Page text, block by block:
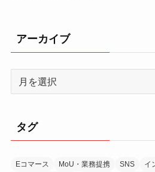
アーカイブ
ブ
タグ
Eコマース MoU・業務提携 SNS イ